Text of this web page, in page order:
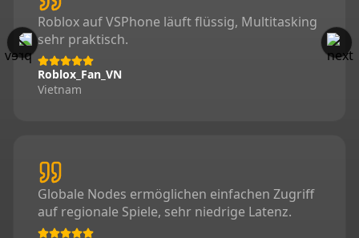
Roblox auf VSPhone läuft flüssig, Multitasking
sehr praktisch.
Roblox_Fan_VN
Vietnam
Globale Nodes ermöglichen einfachen Zugriff
auf regionale Spiele, sehr niedrige Latenz.